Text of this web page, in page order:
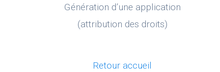
Génération d’une application
(attribution des droits)
Retour accueil